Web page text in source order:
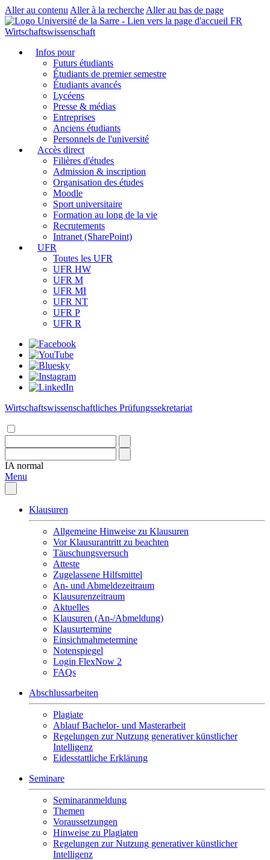
Aller au contenu Aller à la recherche Aller au bas de page
FR
Wirtschaftswissenschaft
Infos pour
Futurs étudiants
Étudiants de premier semestre
Étudiants avancés
Lycéens
Presse & médias
Entreprises
Anciens étudiants
Personnels de l'université
Accès direct
Filières d'études
Admission & inscription
Organisation des études
Moodle
Sport universitaire
Formation au long de la vie
Recrutements
Intranet (SharePoint)
UFR
Toutes les UFR
UFR HW
UFR M
UFR MI
UFR NT
UFR P
UFR R
Wirtschaftswissenschaftliches Prüfungssekretariat
IA normal
Menu
Klausuren
Allgemeine Hinweise zu Klausuren
Vor Klausurantritt zu beachten
Täuschungsversuch
Atteste
Zugelassene Hilfsmittel
An- und Abmeldezeitraum
Klausurenzeitraum
Aktuelles
Klausuren (An-/Abmeldung)
Klausurtermine
Einsichtnahmetermine
Notenspiegel
Login FlexNow 2
FAQs
Abschlussarbeiten
Plagiate
Ablauf Bachelor- und Masterarbeit
Regelungen zur Nutzung generativer künstlicher
Intelligenz
Eidesstattliche Erklärung
Seminare
Seminaranmeldung
Themen
Voraussetzungen
Hinweise zu Plagiaten
Regelungen zur Nutzung generativer künstlicher
Intelligenz